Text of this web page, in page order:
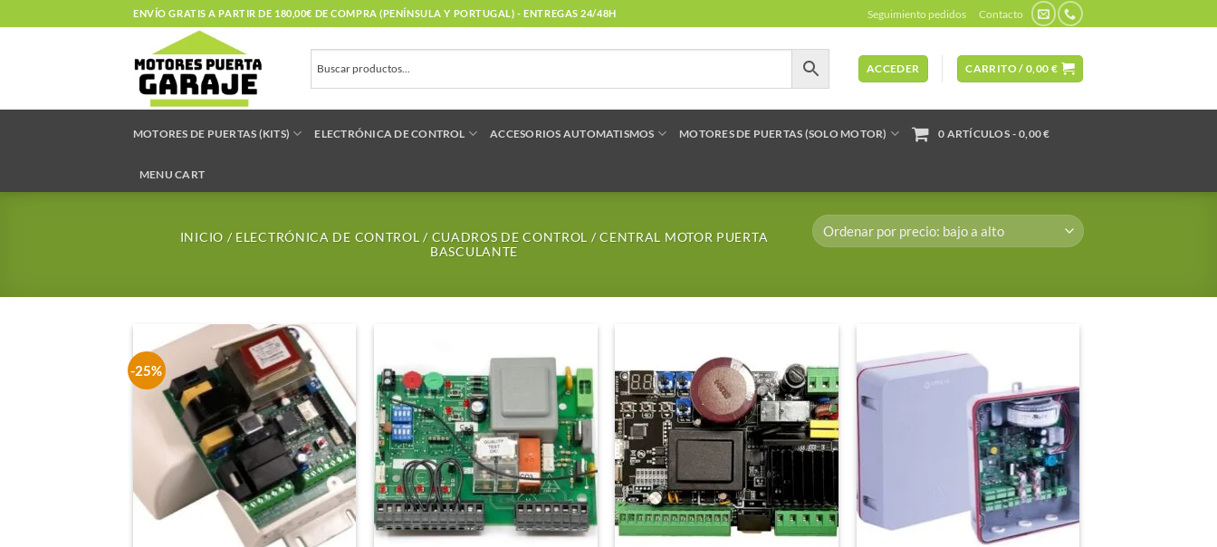
al
ENVÍO GRATIS A PARTIR DE 180,00€ DE COMPRA (PENÍNSULA Y PORTUGAL) - ENTREGAS 24/48H Seguimiento pedidos Contacto
ACCEDER CARRITO / 0,00 €
MOTORES DE PUERTAS (KITS) ELECTRÓNICA DE CONTROL ACCESORIOS AUTOMATISMOS MOTORES DE PUERTAS (SOLO MOTOR) 0 ARTÍCULOS 0,00 €
MENU CART
INICIO / ELECTRÓNICA DE CONTROL / CUADROS DE CONTROL /CENTRAL MOTOR PUERTA
BASCULANTE
-25%